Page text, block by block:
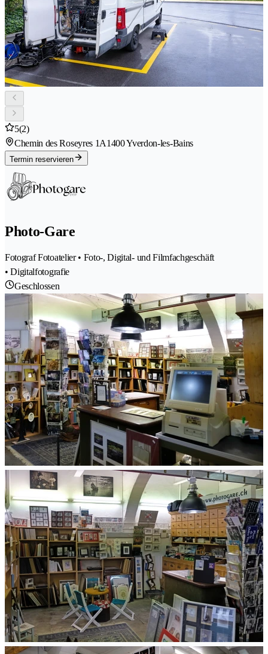
5(2)
Chemin des Roseyres 1A1400 Yverdon-les-Bains
Termin reservieren
Photo-Gare
Fotograf Fotoatelier • Foto-, Digital- und Filmfachgeschäft
• Digitalfotografie
Geschlossen